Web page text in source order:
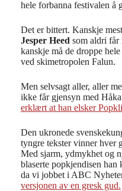
hele forbanna festivalen å
Det er bittert. Kanskje
Jesper Heed som aldri får
kanskje må de droppe
ved skimetropolen Falun.
Men selvsagt aller, aller
ikke får gjensyn med
erklært at han elsker
Den ukronede
tyngre tekster vinner hver
Med sjarm, ydmykhet og
blaserte popkjendisen
da vi jobbet i ABC
versjonen av en gresk gud.